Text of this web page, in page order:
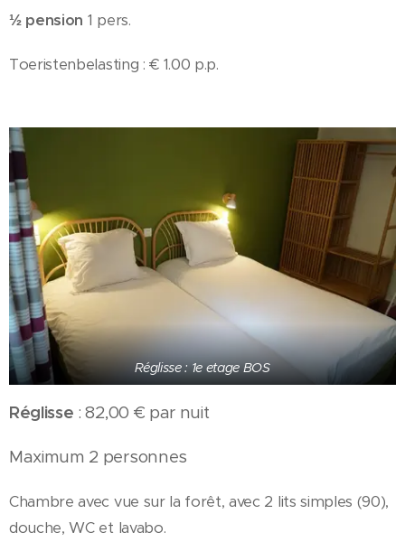
½ pension 1 pers.
Toeristenbelasting : € 1.00 p.p.
Réglisse : 1e etage BOS
Réglisse : 82,00 € par nuit
Maximum 2 personnes
Chambre avec vue sur la forêt, avec 2 lits simples (90),
douche, WC et lavabo.